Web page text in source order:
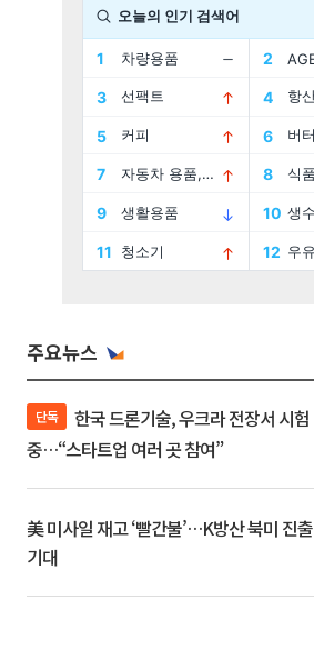
주요뉴스
단독
중…“스타트업 여러 곳 참여”
美 미사일 재고 ‘빨간불’…K방산 북미 진출
기대